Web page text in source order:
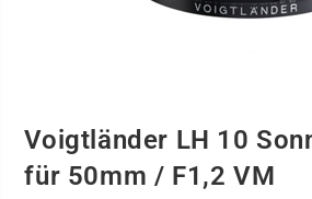
Voigtländer LH 10
für 50mm / F1,2 VM